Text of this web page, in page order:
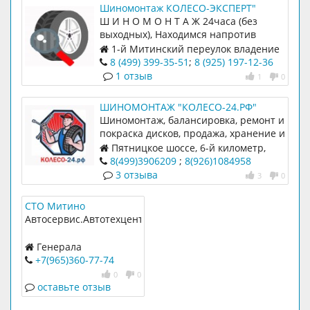
Шиномонтаж КОЛЕСО-ЭКСПЕРТ"
Ш И Н О М О Н Т А Ж 24часа (без
выходных), Находимся напротив
автосалона "Вольво" Ремонт,ПРАВКА
ДИСКОВ Сезонное хранение колес
Продажа новых и б/у шин и дисков
Ремонт шин,утранение грыжи
1-й Митинский переулок владение
138 (499) 399-35-51; 8 (925) 197-12-36
1 0
1 отзыв
ШИНОМОНТАЖ "КОЛЕСО-24.РФ"
Шиномонтаж, балансировка, ремонт и
покраска дисков, продажа, хранение и
выкуп шин.
Пятницкое шоссе, 6-й километр,
строение 9
8(499)3906209 ; 8(926)1084958
3 0
3 отзыва
СТО Митино
Автосервис.Автотехцентр
Генерала
Белобородова 38
+7(965)360-77-74
+7(495)298-77-74
0 0
оставьте отзыв